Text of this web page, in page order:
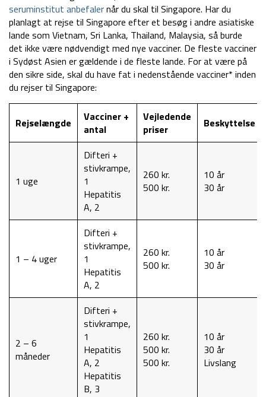
seruminstitut anbefalernår du skal til Singapore. Har du
planlagt at rejse til Singapore efter et besøg i andre asiatiske
lande som Vietnam, Sri Lanka, Thailand, Malaysia, så burde
det ikke være nødvendigt med nye vacciner. De fleste vacciner
i Sydøst Asien er gældende i de fleste lande. For at være på
den sikre side, skal du have fat i nedenstående vacciner* inden
du rejser til Singapore:
Rejselængde
Vacciner +
antal
Vejledende
priser
Beskyttelse
1 uge
Difteri +
stivkrampe,
1
Hepatitis
A, 2
260 kr.
500 kr.
10 år
30 år
1 – 4 uger
Difteri +
stivkrampe,
1
Hepatitis
A, 2
260 kr.
500 kr.
10 år
30 år
2 – 6
måneder
Difteri +
stivkrampe,
1
Hepatitis
A, 2
Hepatitis
B, 3
260 kr.
500 kr.
500 kr.
10 år
30 år
Livslang